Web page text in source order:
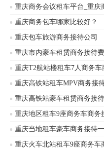
价格表
重庆商务会议租车平台_重庆
重庆商务包车哪家比较好？
重庆包车旅游商务接待公司
重庆市内豪车租赁商务接待
重庆T2航站楼租车7人商务
重庆高铁站租车MPV商务接
重庆高铁站豪车租赁商务接
重庆地区租车9座商务车商务
重庆当地租车豪车商务接待
重庆火车北站租车9座商务车